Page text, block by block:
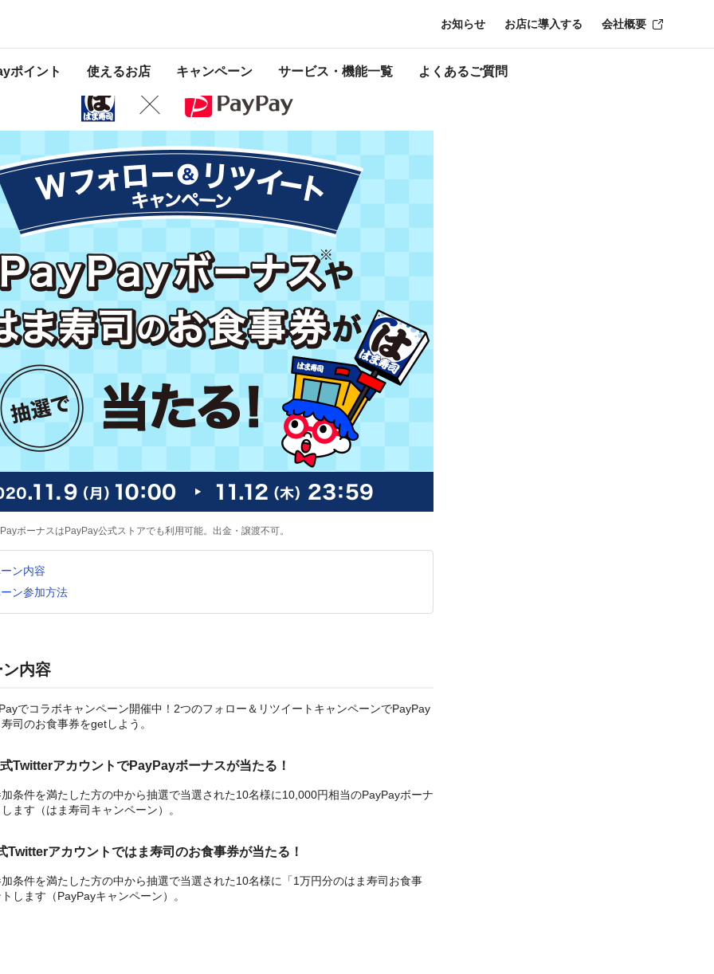
ポイント 使えるお店 キャンペーン サービス・機能一覧 よくあるご質問
お知らせ お店に導入する 会社概要
ボーナスはPayPay公式ストアでも利用可能。出金・譲渡不可。
ン内容
ン参加方法
内容
でコラボキャンペーン開催中！2つのフォロー＆リツイートキャンペーンでPayPay
司のお食事券をgetしよう。
TwitterアカウントでPayPayボーナスが当たる！
条件を満たした方の中から抽選で当選された10名様に10,000円相当のPayPayボーナ
ます（はま寿司キャンペーン）。
Twitterアカウントではま寿司のお食事券が当たる！
条件を満たした方の中から抽選で当選された10名様に「1万円分のはま寿司お食事
します（PayPayキャンペーン）。